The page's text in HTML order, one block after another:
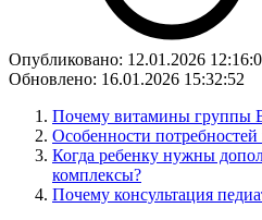
Опубликовано: 12.01.2026
Обновлено: 16.01.2026 15:32:52
Почему витамины группы
Особенности потребностей
Когда ребенку нужны
комплексы?
Почему консультация